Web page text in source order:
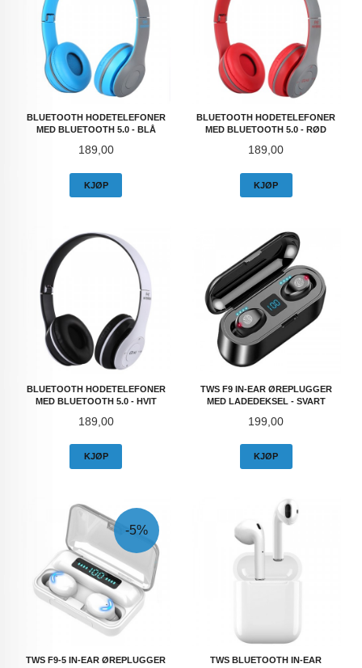
BLUETOOTH HODETELEFONER
MED BLUETOOTH 5.0 - BLÅ
Pris
189,00
KJØP
BLUETOOTH HODETELEFONER
MED BLUETOOTH 5.0 - RØD
Pris
189,00
KJØP
BLUETOOTH HODETELEFONER
MED BLUETOOTH 5.0 - HVIT
Pris
189,00
KJØP
TWS F9 IN-EAR ØREPLUGGER
MED LADEDEKSEL - SVART
Pris
199,00
KJØP
TWS F9-5 IN-EAR ØREPLUGGER
-5%
TWS BLUETOOTH IN-EAR